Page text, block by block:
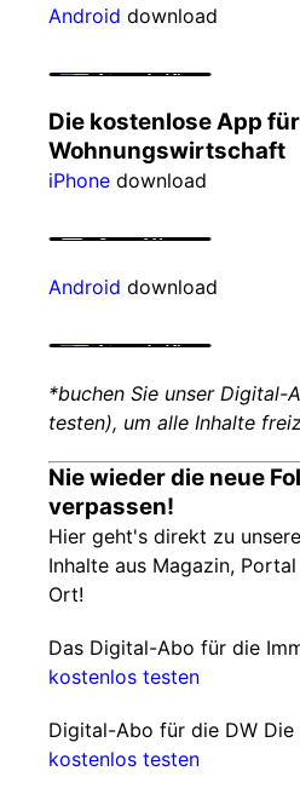
Android download
Die kostenlose App
Wohnungswirtschaft
iPhone download
Android download
*buchen Sie unser Digital-
testen), um alle Inhalte
Nie wieder die neue
verpassen!
Hier geht's direkt zu
Inhalte aus Magazin,
Ort!
Das Digital-Abo für die
kostenlos testen
Digital-Abo für die DW
kostenlos testen